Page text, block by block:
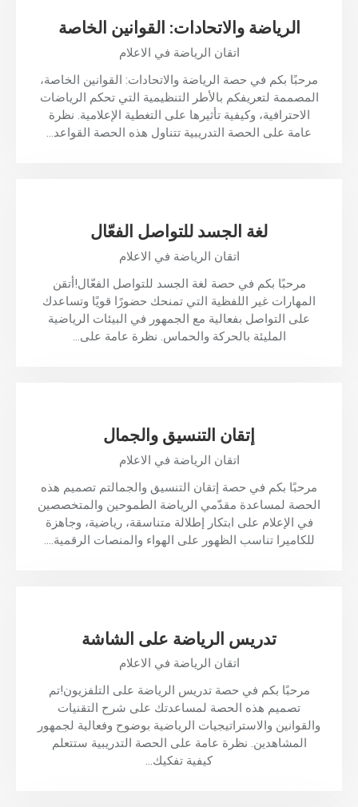
الرياضة والاتحادات: القوانين الخاصة
اتقان الرياضة في الاعلام
مرحبًا بكم في حصة الرياضة والاتحادات: القوانين الخاصة،
المصممة لتعريفكم بالأطر التنظيمية التي تحكم الرياضات
الاحترافية، وكيفية تأثيرها على التغطية الإعلامية. نظرة
عامة على الحصة التدريبية تتناول هذه الحصة القواعد…
لغة الجسد للتواصل الفعّال
اتقان الرياضة في الاعلام
مرحبًا بكم في حصة لغة الجسد للتواصل الفعّال!أتقن
المهارات غير اللفظية التي تمنحك حضورًا قويًا وتساعدك
على التواصل بفعالية مع الجمهور في البيئات الرياضية
المليئة بالحركة والحماس. نظرة عامة على…
إتقان التنسيق والجمال
اتقان الرياضة في الاعلام
مرحبًا بكم في حصة إتقان التنسيق والجمالتم تصميم هذه
الحصة لمساعدة مقدّمي الرياضة الطموحين والمتخصصين
في الإعلام على ابتكار إطلالة متناسقة، رياضية، وجاهزة
للكاميرا تناسب الظهور على الهواء والمنصات الرقمية.…
تدريس الرياضة على الشاشة
اتقان الرياضة في الاعلام
مرحبًا بكم في حصة تدريس الرياضة على التلفزيون!تم
تصميم هذه الحصة لمساعدتك على شرح التقنيات
والقوانين والاستراتيجيات الرياضية بوضوح وفعالية لجمهور
المشاهدين. نظرة عامة على الحصة التدريبية ستتعلم
كيفية تفكيك…